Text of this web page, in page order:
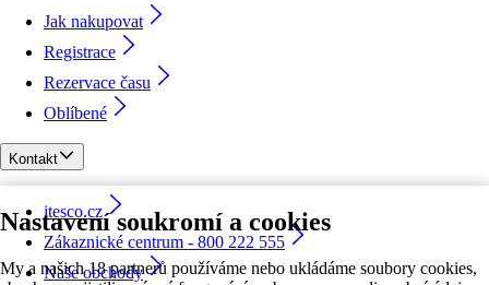
Nastavení soukromí a cookies
My a našich 18 partnerů používáme nebo ukládáme soubory cookies,
Jak nakupovat
Registrace
Rezervace času
Oblíbené
Kontakt
itesco.cz
Zákaznické centrum - 800 222 555
Naše obchody